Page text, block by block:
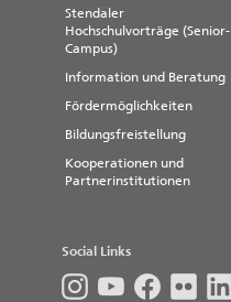
Stendaler
Hochschulvorträge (Senior-
Campus)
Information und Beratung
Fördermöglichkeiten
Bildungsfreistellung
Kooperationen und
Partnerinstitutionen
Social Links